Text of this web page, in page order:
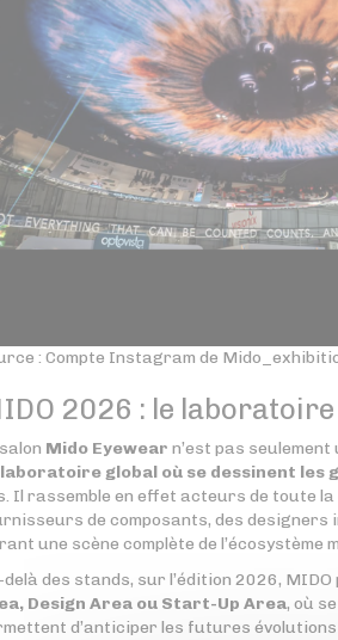
: Compte Instagram de
2026 : le
Mido Eyewear n’est pas
laboratoire global où se dessinent les
Il rassemble en effet acteurs de toute
de composants, des
une scène complète de l’écosystème
delà des stands, sur l’édition 2026,
Design Area ou Start-Up Area, où
d’anticiper les futures